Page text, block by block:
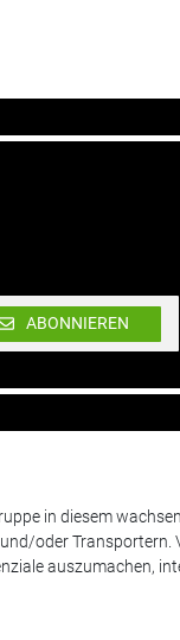
ABONNIEREN
in diesem
oder Transportern.
auszumachen,